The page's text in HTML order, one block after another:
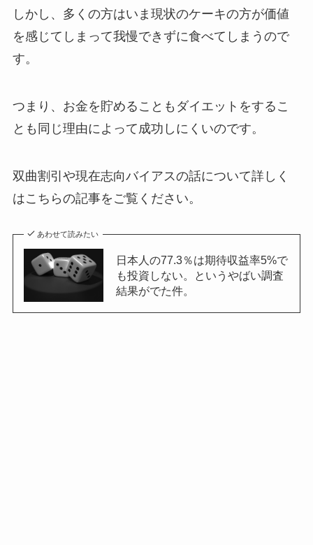
しかし、多くの方はいま現状のケーキの方が価値
を感じてしまって我慢できずに食べてしまうので
す。
つまり、お金を貯めることもダイエットをするこ
とも同じ理由によって成功しにくいのです。
双曲割引や現在志向バイアスの話について詳しく
はこちらの記事をご覧ください。
あわせて読みたい
日本人の77.3％は期待収益率5%で
も投資しない。というやばい調査
結果がでた件。